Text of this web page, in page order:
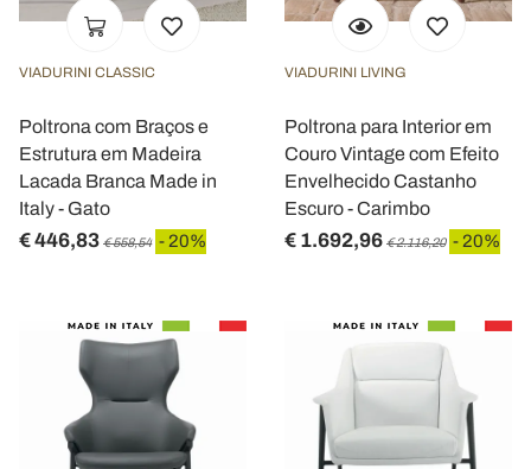
VIADURINI CLASSIC
Poltrona com Braços e
Estrutura em Madeira
Lacada Branca Made in
Italy - Gato
€ 446,83 € 558,54 - 20%
VIADURINI LIVING
Poltrona para Interior em
Couro Vintage com Efeito
Envelhecido Castanho
Escuro - Carimbo
€ 1.692,96 € 2.116,20 - 20%